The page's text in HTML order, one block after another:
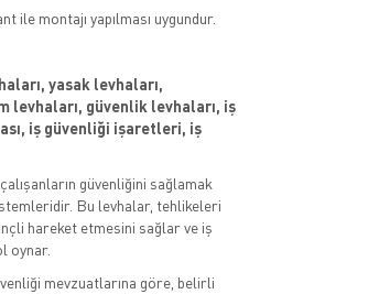
ile montajı yapılması uygundur.
yasak levhaları,
levhaları, güvenlik levhaları, iş
iş güvenliği işaretleri, iş
güvenliğini sağlamak
Bu levhalar, tehlikeleri
hareket etmesini sağlar ve iş
oynar.
mevzuatlarına göre, belirli